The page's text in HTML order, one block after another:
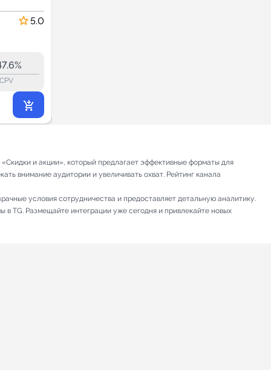
5.0
CPV
и акции», который предлагает эффективные форматы для
внимание аудитории и увеличивать охват. Рейтинг канала
условия сотрудничества и предоставляет детальную аналитику.
в TG. Размещайте интеграции уже сегодня и привлекайте новых